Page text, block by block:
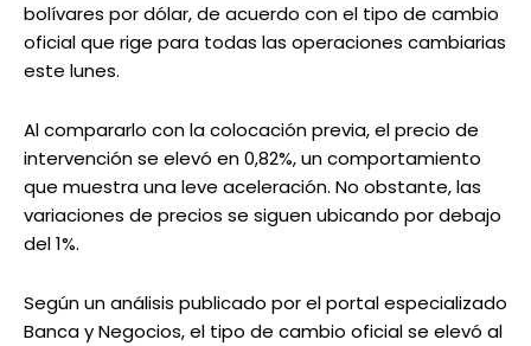
bolívares por dólar, de acuerdo con el tipo de cambio
oficial que rige para todas las operaciones cambiarias
este lunes.
Al compararlo con la colocación previa, el precio de
intervención se elevó en 0,82%, un comportamiento
que muestra una leve aceleración. No obstante, las
variaciones de precios se siguen ubicando por debajo
del 1%.
Según un análisis publicado por el portal especializado
Banca y Negocios, el tipo de cambio oficial se elevó al